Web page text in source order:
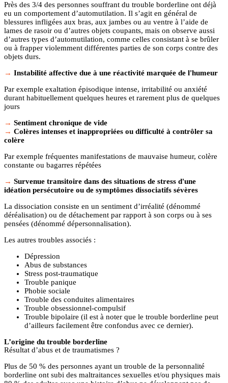
Près des 3/4 des personnes souffrant du trouble borderline ont déjà
eu un comportement d’automutilation. Il s’agit en général de
blessures infligées aux bras, aux jambes ou au ventre à l’aide de
lames de rasoir ou d’autres objets coupants, mais on observe aussi
d’autres types d’automutilation, comme celles consistant à se brûler
ou à frapper violemment différentes parties de son corps contre des
objets durs.
Instabilité affective due à une réactivité marquée de l'humeur
Par exemple exaltation épisodique intense, irritabilité ou anxiété
durant habituellement quelques heures et rarement plus de quelques
jours
Sentiment chronique de vide
Colères intenses et inappropriées ou difficulté à contrôler sa
colère
Par exemple fréquentes manifestations de mauvaise humeur, colère
constante ou bagarres répétées
Survenue transitoire dans des situations de stress d'une
idéation persécutoire ou de symptômes dissociatifs sévères
La dissociation consiste en un sentiment d’irréalité (dénommé
déréalisation) ou de détachement par rapport à son corps ou à ses
pensées (dénommé dépersonnalisation).
Les autres troubles associés :
Dépression
Abus de substances
Stress post-traumatique
Trouble panique
Phobie sociale
Trouble des conduites alimentaires
Trouble obsessionnel-compulsif
Trouble bipolaire (il est à noter que le trouble borderline peut
d’ailleurs facilement être confondus avec ce dernier).
L’origine du trouble borderline
Résultat d’abus et de traumatismes ?
Plus de 50 % des personnes ayant un trouble de la personnalité
borderline ont subi des maltraitances sexuelles et/ou physiques mais